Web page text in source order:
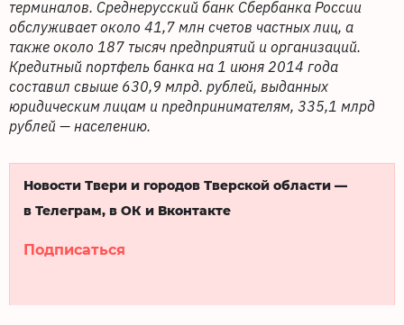
терминалов. Среднерусский банк Сбербанка России
обслуживает около 41,7 млн счетов частных лиц, а
также около 187 тысяч предприятий и организаций.
Кредитный портфель банка на 1 июня 2014 года
составил свыше 630,9 млрд. рублей, выданных
юридическим лицам и предпринимателям, 335,1 млрд
рублей — населению.
Новости Твери и городов Тверской области —
в Телеграм, в ОК и Вконтакте
Подписаться